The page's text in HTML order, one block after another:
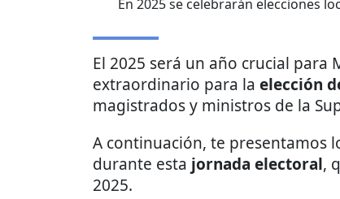
En 2025 se celebrarán elecciones
El 2025 será un año crucial para
extraordinario para la elección
magistrados y ministros de la
A continuación, te presentamos
durante esta jornada electoral,
2025.